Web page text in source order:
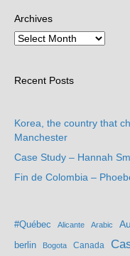
Archives
Recent Posts
Korea, the country that
Manchester
Case Study – Hannah
Fin de Colombia –
#Québec Alicante Arabic
berlin Bogota Canada